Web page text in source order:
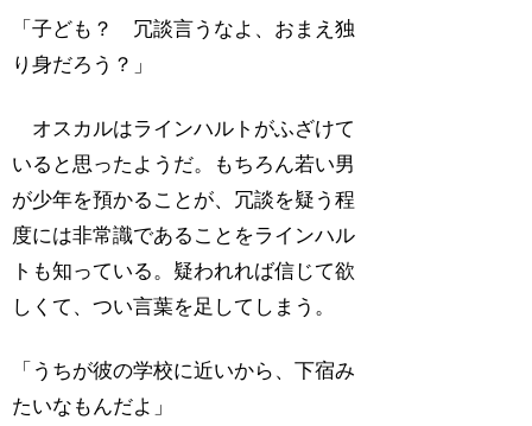
「子ども？ 冗談言うなよ、おまえ独
り身だろう？」
オスカルはラインハルトがふざけて
いると思ったようだ。もちろん若い男
が少年を預かることが、冗談を疑う程
度には非常識であることをラインハル
トも知っている。疑われれば信じて欲
しくて、つい言葉を足してしまう。
「うちが彼の学校に近いから、下宿み
たいなもんだよ」